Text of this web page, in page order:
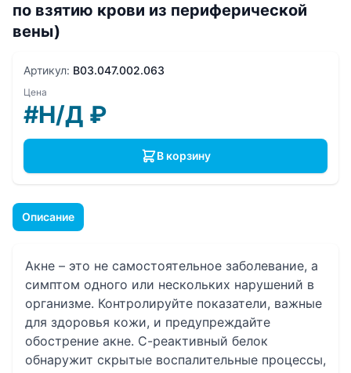
по взятию крови из периферической
вены)
Описание
Акне – это не самостоятельное заболевание, а
симптом одного или нескольких нарушений в
организме. Контролируйте показатели, важные
для здоровья кожи, и предупреждайте
обострение акне. С-реактивный белок
обнаружит скрытые воспалительные процессы,
Артикул: B03.047.002.063
Цена
#Н/Д ₽
В корзину